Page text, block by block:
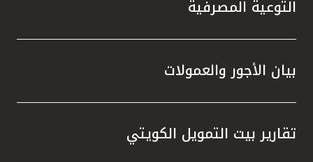
التوعية المصرفية
بيان الأجور والعمولات
تقارير بيت التمويل الكويتي